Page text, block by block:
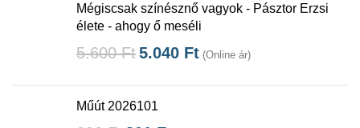
Mégiscsak színésznő vagyok - Pásztor Erzsi
élete - ahogy ő meséli
5.600Ft5.040 Ft (Online ár)
Műút 2026101